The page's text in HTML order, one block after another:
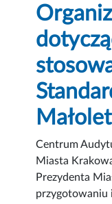
Centrum
Miasta
Prezydenta
przygotowaniu